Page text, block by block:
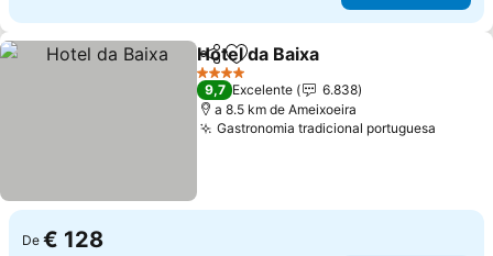
PartilharAdicionar aos favoritos
Hotel da Baixa
4 Estrelas
9,7 Excelente
6.838
a 8.5 km de Ameixoeira
Gastronomia tradicional portuguesa
De € 128